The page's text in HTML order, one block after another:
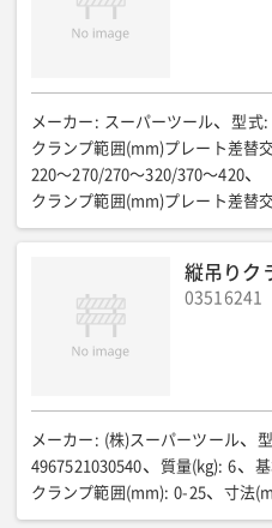
メーカー : スーパーツール 型式:
クランプ範囲(mm)プレート差替
220〜270/270〜320/370〜420
クランプ範囲(mm)プレート差替
400〜450/450〜500/550〜600
全長(mm)
全高(mm): 290〜418 質量(kg):
縦吊りク
03516241
メーカー : (株)スーパーツール
4967521030540
質量(kg): 6
クランプ範囲(mm): 0-25 寸法